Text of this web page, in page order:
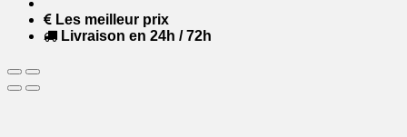
Les meilleur prix
Livraison en 24h / 72h